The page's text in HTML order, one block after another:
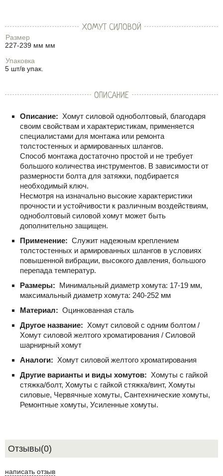
ХОМУТ СИЛОВОЙ
Размер
227-239 мм мм
Упаковка
5 шт/в упак.
ОПИСАНИЕ
Описание: Хомут силовой одноболтовый, благодаря
своим свойствам и характеристикам, применяется
специалистами для монтажа или ремонта
толстостенных и армированных шлангов.
Способ монтажа достаточно простой и не требует
большого количества инструментов. В зависимости от
размерности болта для затяжки, подбирается
необходимый ключ.
Несмотря на изначально высокие характеристики
прочности и устойчивости к различным воздействиям,
одноболтовый силовой хомут может быть
дополнительно защищен.
Применение: Служит надежным креплением
толстостенных и армированных шлангов в условиях
повышенной вибрации, высокого давления, большого
перепада температур.
Размеры: Минимальный диаметр хомута: 17-19 мм,
максимальный диаметр хомута: 240-252 мм
Материал: Оцинкованная сталь
Другое название: Хомут силовой с одним болтом /
Хомут силовой желтого хроматирования / Силовой
шарнирный хомут
Аналоги: Хомут силовой желтого хроматирования
Другие варианты и виды хомутов: Хомуты с гайкой
стяжка/болт, Хомуты с гайкой стяжка/винт, Хомуты
силовые, Червячные хомуты, Сантехнические хомуты,
Ремонтные хомуты, Усиленные хомуты.
Отзывы(0)
написать отзыв